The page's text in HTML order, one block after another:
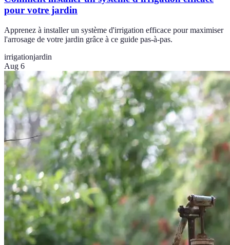
pour votre jardin
Apprenez à installer un système d'irrigation efficace pour maximiser
l'arrosage de votre jardin grâce à ce guide pas-à-pas.
irrigationjardin
Aug 6